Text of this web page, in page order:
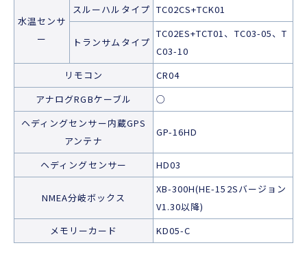
水温センサ
ー
スルーハルタイプ TC02CS+TCK01
トランサムタイプ
TC02ES+TCT01、TC03-05、T
C03-10
リモコン
CR04
アナログRGBケーブル
○
ヘディングセンサー内蔵GPS
アンテナ
GP-16HD
ヘディングセンサー HD03
NMEA分岐ボックス
XB-300H(HE-152Sバージョン
V1.30以降)
メモリーカード
KD05-C